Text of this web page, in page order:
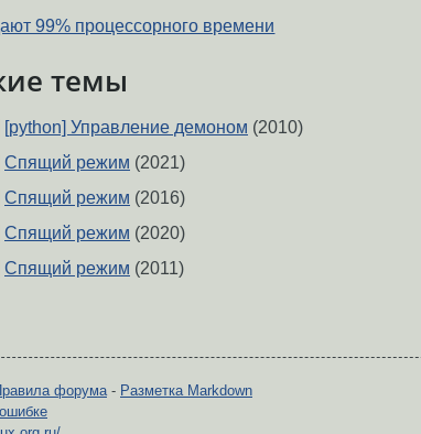
99% процессорного времени
темы
[python] Управление демоном (2010)
Спящий режим (2021)
Спящий режим (2016)
Спящий режим (2020)
Спящий режим (2011)
форума - Разметка Markdown